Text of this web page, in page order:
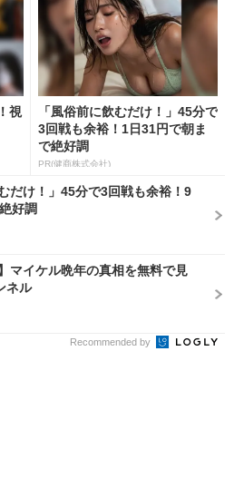
視
「風俗前に飲むだけ！」45分で
3回戦も余裕！1日31円で朝ま
で絶好調
PR(健商株式会社)
だけ！」45分で3回戦も余裕！9
好調
マイケル晩年の真相を無料で見
ネル
Recommended by